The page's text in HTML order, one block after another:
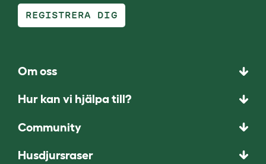
REGISTRERA DIG
Om oss
Hur kan vi hjälpa till?
Community
Husdjursraser